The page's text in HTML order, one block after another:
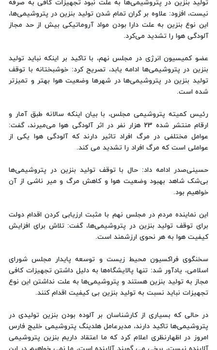
تولید بنزین در پتروشیمی‌ها به علت نبود تجهیزات کافی به صرفه
نیست، افزود: علاوه بر گران تمام شدن تولید بنزین در پتروشیمی‌ها،
این نوع بنزین به علت دارا بودن مواد آروماتیکی بیش از حد مجاز
آلودگی هوا را تشدید می‌کرد.
عضو کمیسیون انرژی در مجلس نهم، با تاکید بر اینکه نباید تولید
بنزین در پتروشیمی‌ها ادامه یابد، تصریح کرد: خوشبختانه با توقف
تولید بنزین در پتروشیمی‌ها در شهرها وضعیت هوا بهتر و تمیزتر
شده است.
رئیس کمیته پتروشیمی مجلس، با بیان اینکه سالانه طبق آمار و
ارقام منتشر شده 23 هزار نفر در اثر آلودگی هوا می‌میرند، گفت:
عوامل مختلفی در مرگ افراد تاثیر دارند که آلودگی هوا یکی از
عواملی است که مرگ افراد را تشدید می کند.
حسینی‌صدر ادامه داد: حال با توقف تولید بنزین در پتروشیمی‌ها
بی‌شک شاهد بهبود وضعیت هوا و کاهش مرگ و میر ناشی از آن
خواهیم بود.
این نماینده مردم در مجلس نهم با مثبت ارزیابی کردن اقدام دولت
برای توقف تولید بنزین در پتروشیمی‌ها، گفت: تلاش برای افزایش
کیفیت هوا به هر نحوی ارزشمند است.
سخنگوی فراکسیون محیط زیست و توسعه پایدار مجلس شورای
اسلامی، یادآور شد: تنها پالایشگاه‌ها به دلیل داشتن تجهیزات کافی
مجاز به تولید بنزین هستند و پتروشیمی‌ها به علت نداشتن این نوع
تجهیزات نباید نسبت به تولید بنزین بی کیفیت اقدام کنند.
در حالی که بسیاری از کارشناسان بر آلوده بودن بنزین تولیدی در
پتروشیمی‌ها تاکید دارند، مدیرعامل هلدینگ پتروشیمی خلیج فارس
امروز در اظهارنظری اعلام کرد که ما اعتقاد داریم بنزین پتروشیمی